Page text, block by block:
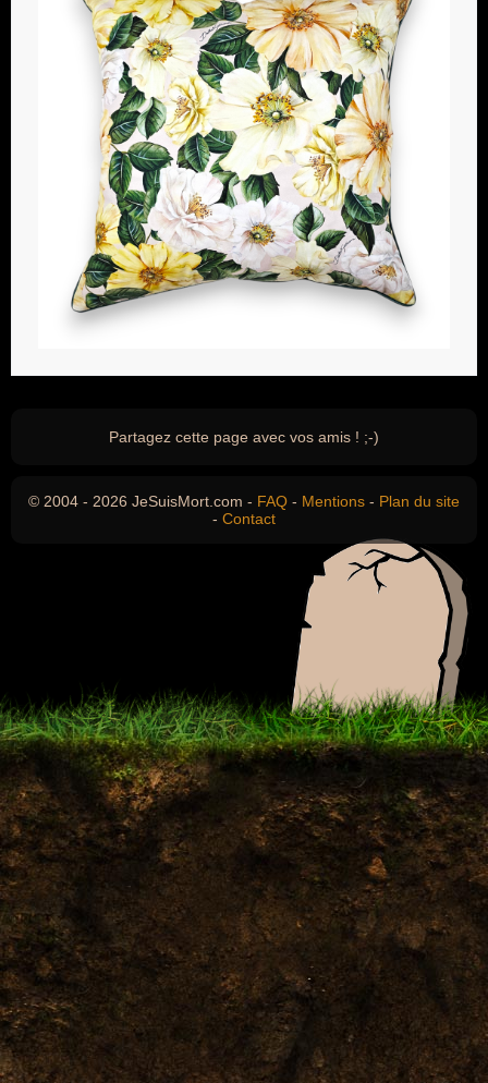
Partagez cette page avec vos amis ! ;-)
© 2004 - 2026 JeSuisMort.com - FAQ - Mentions - Plan du site
- Contact